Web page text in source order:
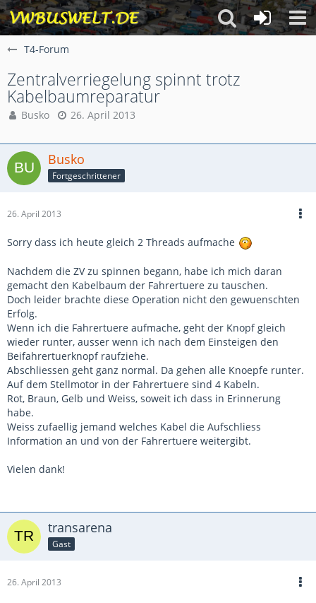
T4-Forum
Zentralverriegelung spinnt trotz
Kabelbaumreparatur
Busko 26. April 2013
Busko
Fortgeschrittener
26. April 2013
Sorry dass ich heute gleich 2 Threads aufmache
Nachdem die ZV zu spinnen begann, habe ich mich daran
gemacht den Kabelbaum der Fahrertuere zu tauschen.
Doch leider brachte diese Operation nicht den gewuenschten
Erfolg.
Wenn ich die Fahrertuere aufmache, geht der Knopf gleich
wieder runter, ausser wenn ich nach dem Einsteigen den
Beifahrertuerknopf raufziehe.
Abschliessen geht ganz normal. Da gehen alle Knoepfe runter.
Auf dem Stellmotor in der Fahrertuere sind 4 Kabeln.
Rot, Braun, Gelb und Weiss, soweit ich dass in Erinnerung
habe.
Weiss zufaellig jemand welches Kabel die Aufschliess
Information an und von der Fahrertuere weitergibt.
Vielen dank!
transarena
Gast
26. April 2013